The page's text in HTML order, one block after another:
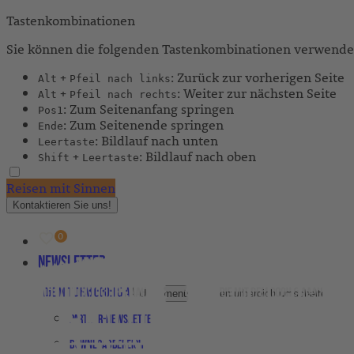
Tastenkombinationen
Sie können die folgenden Tastenkombinationen
Alt + Pfeil nach links: Zurück zur vorherigen Seite
Alt + Pfeil nach rechts: Weiter zur nächsten Seite
Pos1: Zum Seitenanfang springen
Ende: Zum Seitenende springen
Leertaste: Bildlauf nach unten
Shift + Leertaste: Bildlauf nach oben
Reisen mit Sinnen
Kontaktieren Sie uns!
Newsletter
Agenturbereich
Untermenü für Agenturbereich umschalten
Partner-Newsletter
Downloadbereich